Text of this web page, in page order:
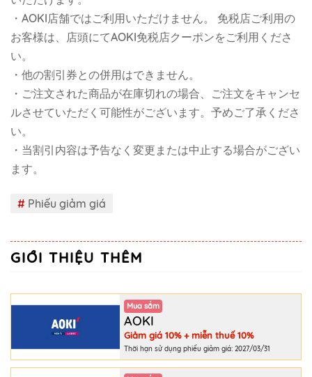
・AOKI店舗ではご利用いただけません。 免税店ご利用の
お客様は、店頭にてAOKI免税店クーポンをご利用くださ
い。
・他の割引券との併用はできません。
・ご注文された商品が在庫切れの場合、ご注文をキャンセ
ルさせていただく可能性がございます。予めご了承くださ
い。
・当割引内容は予告なく変更または中止する場合がござい
ます。
# Phiếu giảm giá
GIỚI THIỆU THÊM
Mua sắm
AOKI
Giảm giá 10% + miễn thuế 10%
Thời hạn sử dụng phiếu giảm giá: 2027/03/31